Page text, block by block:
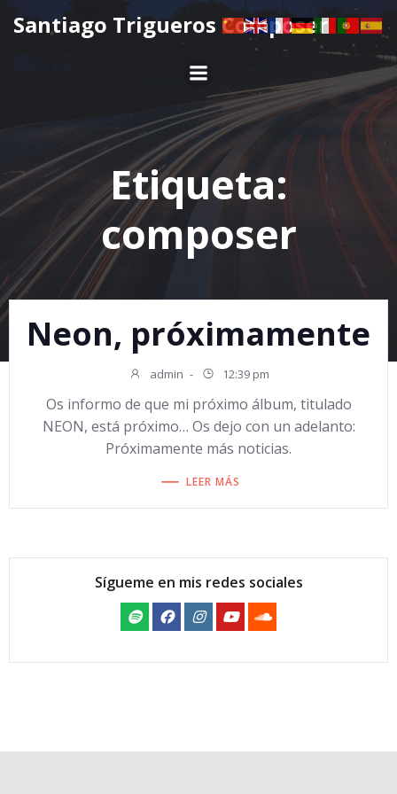
Saltar
al
contenido
Santiago Trigueros Composer
Etiqueta:
composer
Neon, próximamente
admin - 12:39 pm
Os informo de que mi próximo álbum, titulado
NEON, está próximo… Os dejo con un adelanto:
Próximamente más noticias.
LEER MÁS
Sígueme en mis redes sociales